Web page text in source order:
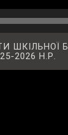
ШКІЛЬНОЇ
2026 Н.Р.